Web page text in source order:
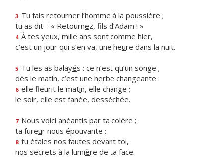
3 Tu fais retourner l’homme à la poussière ;
tu as dit : « Retournez, fils d’Adam ! »
4 À tes yeux, mille ans sont comme hier,
c’est un jour qui s’en va, une heure dans la nuit.
5 Tu les as balayés : ce n’est qu’un songe ;
dès le matin, c’est une herbe changeante :
6 elle fleurit le matin, elle change ;
le soir, elle est fanée, desséchée.
7 Nous voici anéantis par ta colère ;
ta fureur nous épouvante :
8 tu étales nos fautes devant toi,
nos secrets à la lumière de ta face.